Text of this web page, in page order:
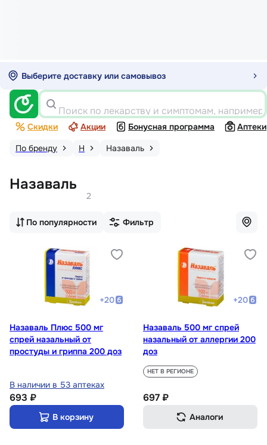
Выберите доставку или самовывоз
Поиск по лекарству и симптомам,
Скидки Акции Бонусная программа
Аптеки
По бренду
Н Назаваль
Назаваль
2
По популярности Фильтр
+20
Назаваль Плюс 500 мг
спрей назальный от
простуды и гриппа 200 доз
В наличии в 53 аптеках
693 ₽
В корзину
+20
Назаваль 500 мг спрей
назальный от аллергии 200
доз
НЕТ В РЕГИОНЕ
697 ₽
Аналоги